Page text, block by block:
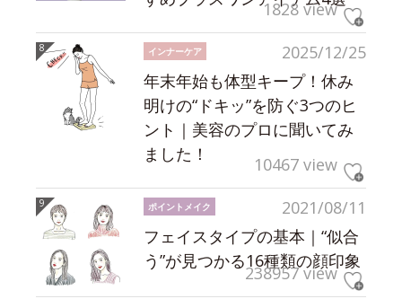
1828 view
2025/12/25
インナーケア
年末年始も体型キープ！休み
明けの“ドキッ”を防ぐ3つのヒ
ント｜美容のプロに聞いてみ
ました！
10467 view
2021/08/11
ポイントメイク
フェイスタイプの基本｜“似合
う”が見つかる16種類の顔印象
238957 view